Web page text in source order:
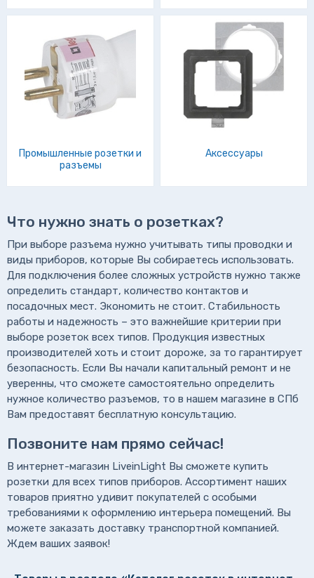
Промышленные розетки и
разъемы
Аксессуары
Что нужно знать о розетках?
При выборе разъема нужно учитывать типы проводки и
виды приборов, которые Вы собираетесь использовать.
Для подключения более сложных устройств нужно также
определить стандарт, количество контактов и
посадочных мест. Экономить не стоит. Стабильность
работы и надежность – это важнейшие критерии при
выборе розеток всех типов. Продукция известных
производителей хоть и стоит дороже, за то гарантирует
безопасность. Если Вы начали капитальный ремонт и не
уверенны, что сможете самостоятельно определить
нужное количество разъемов, то в нашем магазине в СПб
Вам предоставят бесплатную консультацию.
Позвоните нам прямо сейчас!
В интернет-магазин LiveinLight Вы сможете купить
розетки для всех типов приборов. Ассортимент наших
товаров приятно удивит покупателей с особыми
требованиями к оформлению интерьера помещений. Вы
можете заказать доставку транспортной компанией.
Ждем ваших заявок!